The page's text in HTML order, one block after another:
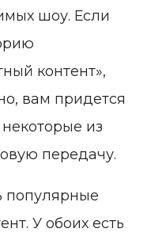
шоу. Если
контент»,
вам придется
из
передачу.
популярные
У обоих есть